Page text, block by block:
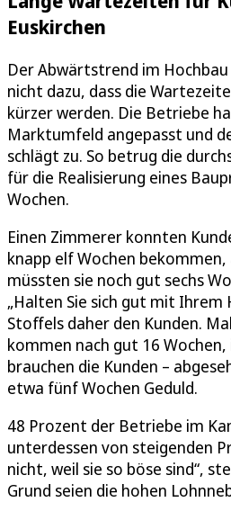
Euskirchen
Der Abwärtstrend im
nicht dazu, dass die
kürzer werden. Die Betriebe
Marktumfeld angepasst und
schlägt zu. So betrug die
für die Realisierung eines
Wochen.
Einen Zimmerer konnten
knapp elf Wochen
müssten sie noch gut sechs
„Halten Sie sich gut mit Ihrem
Stoffels daher den Kunden.
kommen nach gut 16
brauchen die Kunden –
etwa fünf Wochen Geduld.
48 Prozent der Betriebe im
unterdessen von steigenden
nicht, weil sie so böse sind“,
Grund seien die hohen